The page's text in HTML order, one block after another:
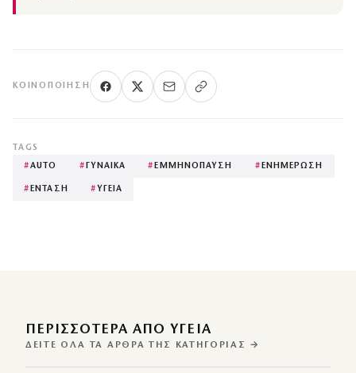
ΚΟΙΝΟΠΟΊΗΣΗ
TAGS
#AUTO # ΓΥΝΑΙΚΑ # ΕΜΜΗΝΟΠΑΥΣΗ # ΕΝΗΜΕΡΩΣΗ
# ΕΝΤΑΣΗ # ΥΓΕΙΑ
ΠΕΡΙΣΣΌΤΕΡΑ ΑΠΌ ΥΓΕΙΑ
ΔΕΊΤΕ ΌΛΑ ΤΑ ΆΡΘΡΑ ΤΗΣ ΚΑΤΗΓΟΡΊΑΣ →